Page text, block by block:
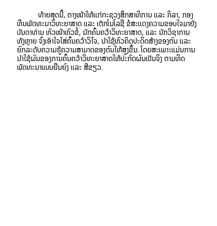
ທ້າຍສຸດນີ້, ຕາງໜ້າໃຫ້ແກ່ກະຊວງສຶກສາທິການ ແລະ ກິລາ, ກອງ
ທຶນພັດທະນາວິທະຍາສາດ ແລະ ເຕັກໂນໂລຊີ ຂໍສະແດງຄວາມຂອບໃຈມາຍັງ
ບັນດາທ່ານ ຫົວໜ້າຫົວຂໍ້, ນັກຄົ້ນຄວ້າວິທະຍາສາດ, ແລະ ນັກວິຊາການ
ທັງຫຼາຍ ຈົ່ງເອົາໃຈໃສ່ຄົ້ນຄວ້າວິໄຈ, ນຳໃຊ້ຫົວຄິດປະດິດສ້າງຂອງຕົນ ແລະ
ຍົກລະດັບຄວາມຮູ້ຄວາມສາມາດຂອງຕົນໃຫ້ສູງຂຶ້ນ.ໂດຍສະເພາະແມ່ນການ
ນຳໃຊ້ຜົນຂອງການຄົ້ນຄວ້າວິທະຍາສາດໃຫ້ປະກົດຜົນເປັນຈິງ ຕາມທິດ
ພັດທະນາແບບຍືນຍົງ ແລະ ສີຂຽວ.